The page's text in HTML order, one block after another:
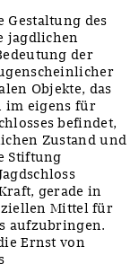
Gestaltung des
jagdlichen
der
Objekte, das
im eigens für
befindet,
Zustand und
Stiftung
gerade in
Mittel für
aufzubringen.
Ernst von